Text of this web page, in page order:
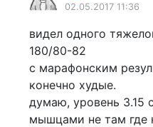
02.05.2017 11:36
видел одного
180/80-82
с марафонским
конечно худые.
думаю, уровень 3.15
мышцами не там где